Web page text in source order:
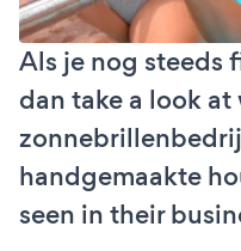
Als je nog steeds
dan take a look
handgemaakte
seen in their